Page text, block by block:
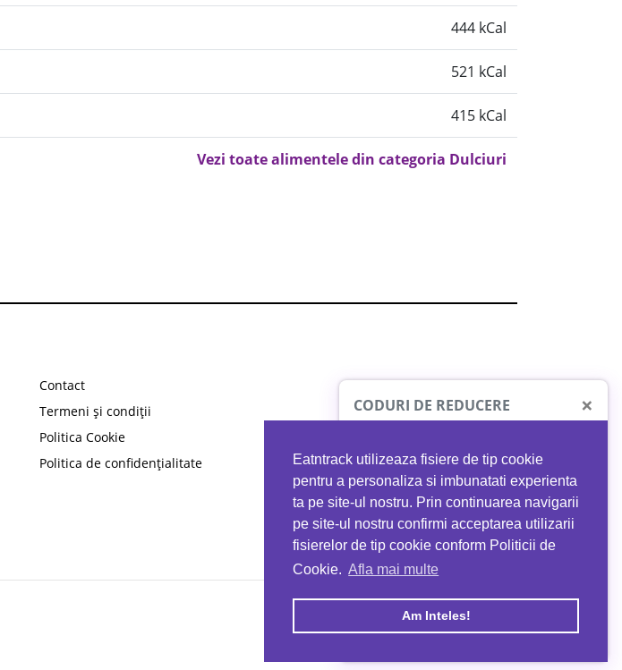
Eatntrack utilizeaza fisiere de tip cookie
pentru a personaliza si imbunatati experienta
ta pe site-ul nostru. Prin continuarea navigarii
pe site-ul nostru confirmi acceptarea utilizarii
fisierelor de tip cookie conform Politicii de
Cookie. Afla mai multe
Am Inteles!
444 kCal
521 kCal
415 kCal
Vezi toate alimentele din categoria Dulciuri
Contact
Termeni și condiții
Politica Cookie
Politica de confidențialitate
CODURI DE REDUCERE ×
PROTO41
reducere la orice comandă
EATNTRACK
MYPROTEIN
Ai40%reducere la orice comandă
folosind codul EATTRACK